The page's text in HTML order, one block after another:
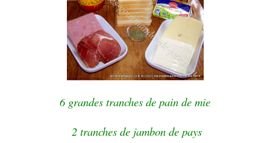
6 grandes tranches de pain de mie
2 tranches de jambon de pays